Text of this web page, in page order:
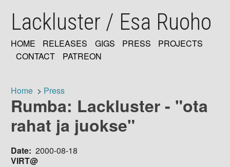
mainLackluster / Esa Ruoho
MAIN
HOME RELEASES GIGS PRESS
PROJECTS
CONTACT
PATREON
Breadcrumb
Home Press
Rumba: Lackluster - "ota
rahat ja juokse"
Date 2000-08-18
VIRT@